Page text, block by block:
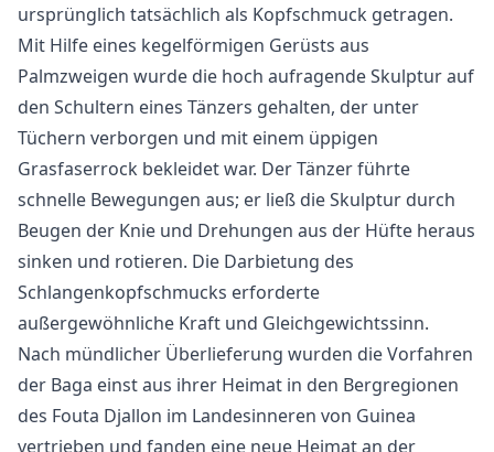
ursprünglich tatsächlich als Kopfschmuck getragen.
Mit Hilfe eines kegelförmigen Gerüsts aus
Palmzweigen wurde die hoch aufragende Skulptur auf
den Schultern eines Tänzers gehalten, der unter
Tüchern verborgen und mit einem üppigen
Grasfaserrock bekleidet war. Der Tänzer führte
schnelle Bewegungen aus; er ließ die Skulptur durch
Beugen der Knie und Drehungen aus der Hüfte heraus
sinken und rotieren. Die Darbietung des
Schlangenkopfschmucks erforderte
außergewöhnliche Kraft und Gleichgewichtssinn.
Nach mündlicher Überlieferung wurden die Vorfahren
der Baga einst aus ihrer Heimat in den Bergregionen
des Fouta Djallon im Landesinneren von Guinea
vertrieben und fanden eine neue Heimat an der